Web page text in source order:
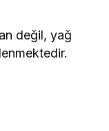
değil, yağ